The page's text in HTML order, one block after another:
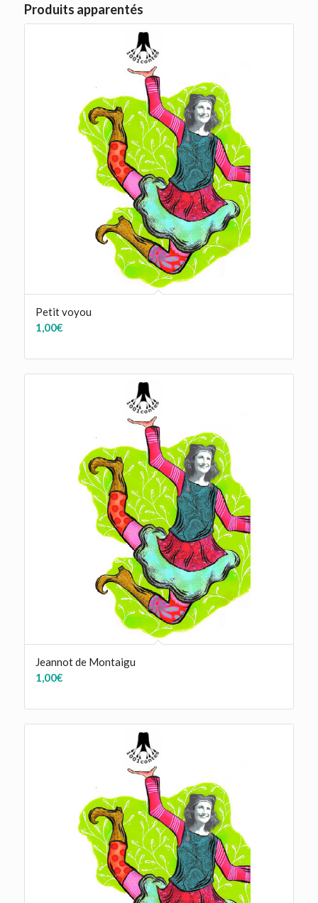
Produits apparentés
Petit voyou
1,00€
Jeannot de Montaigu
1,00€